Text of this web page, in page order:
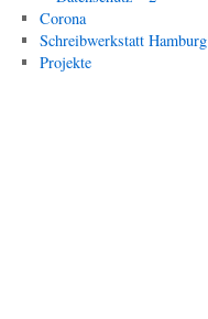
Corona
Schreibwerkstatt Hamburg
Projekte